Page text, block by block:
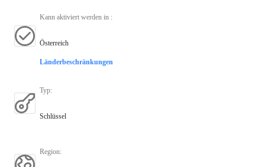
Kann aktiviert werden in :
Österreich
Länderbeschränkungen
Typ:
Schlüssel
Region: